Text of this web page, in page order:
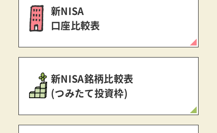
新NISA
口座比較表
新NISA銘柄比較表
(つみたて投資枠)